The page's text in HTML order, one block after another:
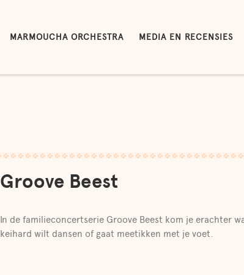
MARMOUCHA ORCHESTRA MEDIA EN RECENSIES
Groove Beest
In de familieconcertserie Groove Beest kom je erachter
keihard wilt dansen of gaat meetikken met je voet.